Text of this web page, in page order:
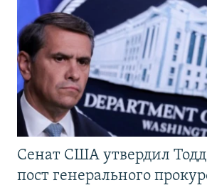
Сенат США утвердил
пост генерального